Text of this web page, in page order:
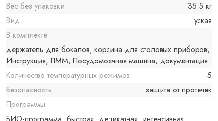
Вес без упаковки
35.5 кг
Вид
узкая
В комплекте
держатель для бокалов, корзина для столовых приборов,
Инструкция, ПММ, Посудомоечная машина, документация
Количество температурных режимов
5
Безопасность
защита от протечек
Программы